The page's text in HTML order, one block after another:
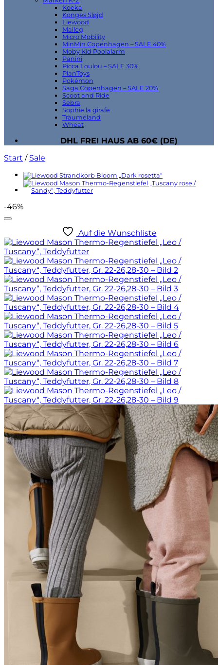
Koeka
Konges Sløjd
Liewood
Maileg
Micro Mobility
MinMin Copenhagen – SALE 40%
Moby Kid Poolalarm
Panini
Picca Loulou – SALE 30%
PlanToys
Pokémon
Saga Copenhagen – SALE 20%
Scoot and Ride
Sebra
Sophie la girafe
Träumeland
Wheat
DHL FREI HAUS AB 60€ (DE)
Start / Sale
-46%
Auf die Wunschliste